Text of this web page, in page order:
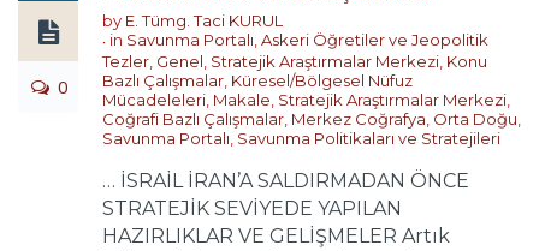
0
by E. Tümg. Taci KURUL
in Savunma Portalı Askeri Öğretiler ve Jeopolitik
Tezler Genel Stratejik Araştırmalar Merkezi Konu
Bazlı Çalışmalar Küresel/Bölgesel Nüfuz
Mücadeleleri Makale Stratejik Araştırmalar Merkezi
Coğrafi Bazlı Çalışmalar Merkez Coğrafya Orta Doğu
Savunma Portalı Savunma Politikaları ve Stratejileri
… İSRAİL İRAN’A SALDIRMADAN ÖNCE
STRATEJİK SEVİYEDE YAPILAN
HAZIRLIKLAR VE GELİŞMELER Artık